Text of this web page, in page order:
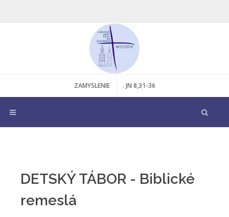
ZAMYSLENIE . JN 8,31-36
DETSKÝ TÁBOR - Biblické
remeslá